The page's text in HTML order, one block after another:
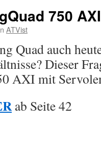
750 AXI
ATVist
Quad auch
Dieser
AXI mit
ab Seite 42